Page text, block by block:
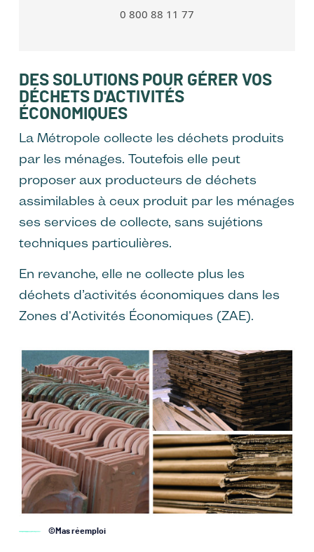
0 800 88 11 77
DES SOLUTIONS POUR GÉRER VOS
DÉCHETS D'ACTIVITÉS
ÉCONOMIQUES
La Métropole collecte les déchets produits
par les ménages. Toutefois elle peut
proposer aux producteurs de déchets
assimilables à ceux produit par les ménages
ses services de collecte, sans sujétions
techniques particulières.
En revanche, elle ne collecte plus les
déchets d’activités économiques dans les
Zones d'Activités Économiques (ZAE).
Image
©Mas réemploi